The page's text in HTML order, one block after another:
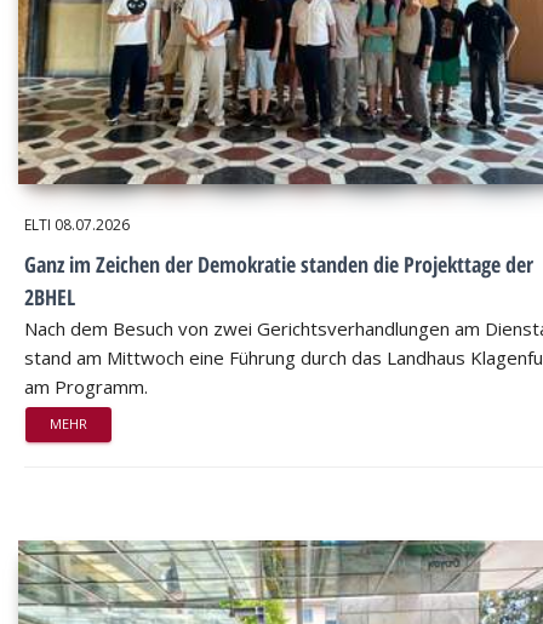
ELTI 08.07.2026
Ganz im Zeichen der Demokratie standen die Projekttage der
2BHEL
Nach dem Besuch von zwei Gerichtsverhandlungen am
stand am Mittwoch eine Führung durch das Landhaus
am Programm.
MEHR